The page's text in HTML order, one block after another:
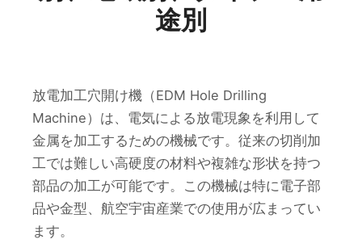
途別
放電加工穴開け機（EDM Hole Drilling
Machine）は、電気による放電現象を利用して
金属を加工するための機械です。従来の切削加
工では難しい高硬度の材料や複雑な形状を持つ
部品の加工が可能です。この機械は特に電子部
品や金型、航空宇宙産業での使用が広まってい
ます。